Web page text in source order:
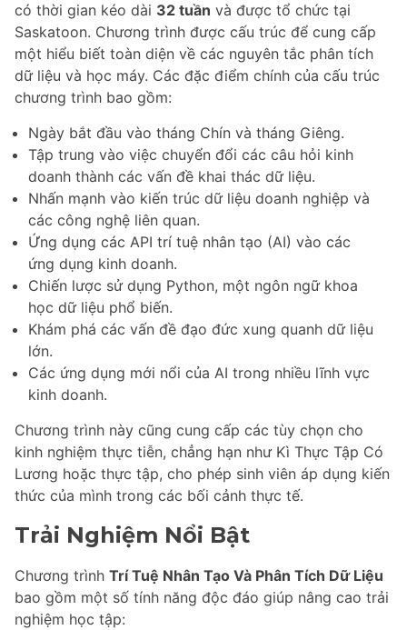
có thời gian kéo dài 32 tuần và được tổ chức tại
Saskatoon. Chương trình được cấu trúc để cung cấp
một hiểu biết toàn diện về các nguyên tắc phân tích
dữ liệu và học máy. Các đặc điểm chính của cấu trúc
chương trình bao gồm:
Ngày bắt đầu vào tháng Chín và tháng Giêng.
Tập trung vào việc chuyển đổi các câu hỏi kinh
doanh thành các vấn đề khai thác dữ liệu.
Nhấn mạnh vào kiến trúc dữ liệu doanh nghiệp và
các công nghệ liên quan.
Ứng dụng các API trí tuệ nhân tạo (AI) vào các
ứng dụng kinh doanh.
Chiến lược sử dụng Python, một ngôn ngữ khoa
học dữ liệu phổ biến.
Khám phá các vấn đề đạo đức xung quanh dữ liệu
lớn.
Các ứng dụng mới nổi của AI trong nhiều lĩnh vực
kinh doanh.
Chương trình này cũng cung cấp các tùy chọn cho
kinh nghiệm thực tiễn, chẳng hạn như Kì Thực Tập Có
Lương hoặc thực tập, cho phép sinh viên áp dụng kiến
thức của mình trong các bối cảnh thực tế.
Trải Nghiệm Nổi Bật
Chương trình Trí Tuệ Nhân Tạo Và Phân Tích Dữ Liệu
bao gồm một số tính năng độc đáo giúp nâng cao trải
nghiệm học tập: